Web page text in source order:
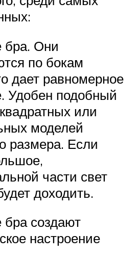
бра. Они
по бокам
дает равномерное
Удобен подобный
или
моделей
размера. Если
части свет
доходить.
создают
настроение